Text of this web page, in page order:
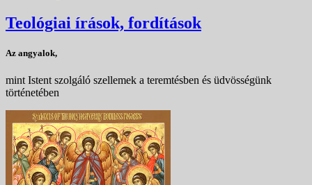
Teológiai írások, fordítások
Az angyalok,
mint Istent szolgáló szellemek a teremtésben és üdvösségünk
történetében